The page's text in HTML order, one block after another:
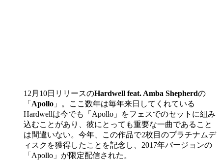
12月10日リリースのHardwell feat. Amba Shepherdの
「 Apollo 」。ここ数年は毎年来日してくれている
Hardwellは今でも「Apollo」をフェスでのセットに組み
込むことがあり、彼にとっても重要な一曲であること
は間違いない。今年、この作品で2枚目のプラチナムデ
ィスクを獲得したことを記念し、2017年バージョンの
「Apollo」が限定配信された。